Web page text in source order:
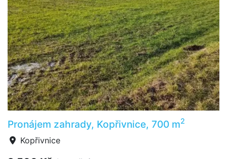
Pronájem zahrady, Kopřivnice, 700 m2
Kopřivnice